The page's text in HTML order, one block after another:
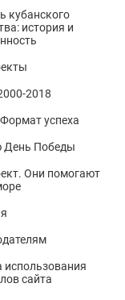
кубанского
история и
2018
успеха
День Победы
Они помогают
использования
сайта